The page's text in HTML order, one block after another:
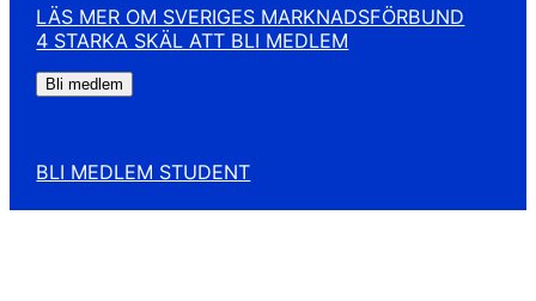
LÄS MER OM SVERIGES MARKNADSFÖRBUND
4 STARKA SKÄL ATT BLI MEDLEM
Bli medlem
BLI MEDLEM STUDENT